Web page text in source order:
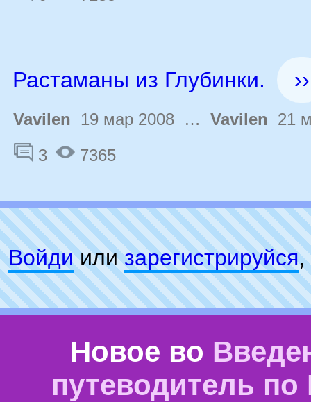
Растаманы из Глубинки. ››
Vavilen 19 мар 2008 … Vavilen 21
3
7365
Войдиилизарeгиcтpируйся,
Новое во
путеводитель